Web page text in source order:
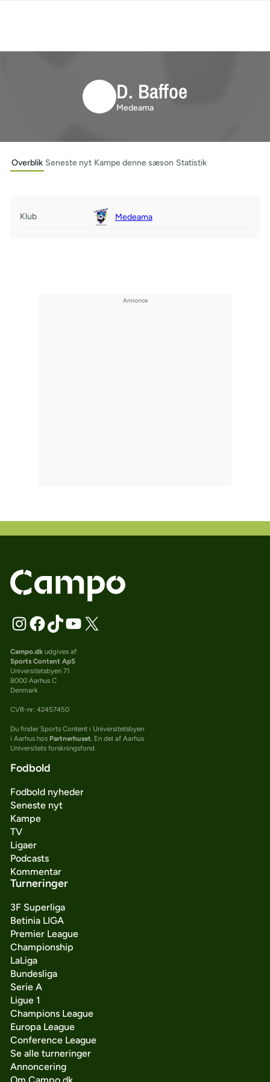
D. Baffoe
Medeama
Overblik Seneste nyt Kampe denne sæson Statistik
Klub Medeama
Campo.dkudgives af
Sports Content ApS
Universitetsbyen 71
8000 Aarhus C
Denmark
CVR-nr: 42457450
Du finder Sports Content i Universitetsbyen
i Aarhus hos Partnerhuset. En del af Aarhus
Universitets forskningsfond.
Fodbold
Fodbold nyheder
Seneste nyt
Kampe
TV
Ligaer
Podcasts
Kommentar
Turneringer
3F Superliga
Betinia LIGA
Premier League
Championship
LaLiga
Bundesliga
Serie A
Ligue 1
Champions League
Europa League
Conference League
Se alle turneringer
Annoncering